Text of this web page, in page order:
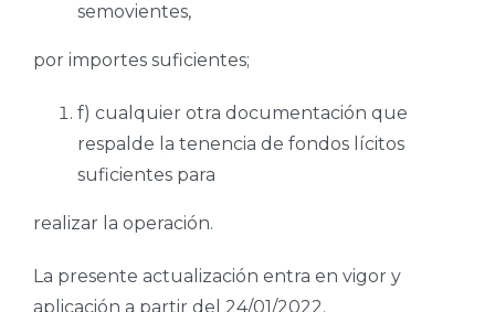
semovientes,
por importes suficientes;
f) cualquier otra documentación que
respalde la tenencia de fondos lícitos
suficientes para
realizar la operación.
La presente actualización entra en vigor y
aplicación a partir del 24/01/2022.